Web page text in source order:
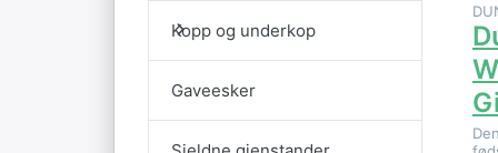
Kopp og underkop
Gaveesker